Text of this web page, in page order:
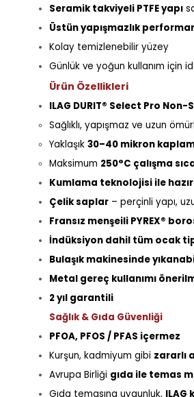
Seramik takviyeli PTFE yapı
Üstün yapışmazlık
Kolay temizlenebilir yüzey
Günlük ve yoğun kullanım için
Ürün Özellikleri
ILAG DURIT® Select Pro Non-
Sağlıklı, yapışmaz ve uzun
Yaklaşık 30–40 mikron
Maksimum 250°C çalışma
Kumlama teknolojisi ile
Çelik saplar – perçinli yapı,
Fransız menşeili PYREX®
İndüksiyon dahil tüm ocak
Bulaşık makinesinde
Metal gereç kullanımı
2 yıl garantili
Sağlık & Gıda Güvenliği
PFOA, PFOS / PFAS içermez
Kurşun, kadmiyum gibi zararlı
Avrupa Birliği gıda ile temas
Gıda temasına uygunluk,